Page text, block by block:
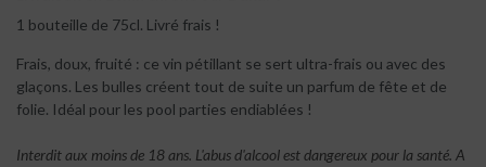
1 bouteille de 75cl. Livré frais !
Frais, doux, fruité : ce vin pétillant se sert ultra-frais ou avec des
glaçons. Les bulles créent tout de suite un parfum de fête et de
folie. Idéal pour les pool parties endiablées !
Interdit aux moins de 18 ans. L'abus d'alcool est dangereux pour la santé. A